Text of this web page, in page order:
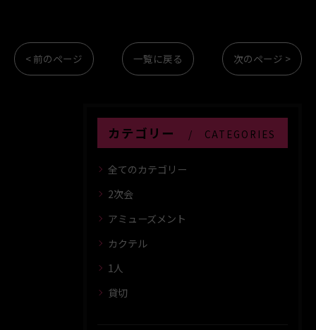
< 前のページ 一覧に戻る 次のページ >
カテゴリー CATEGORIES
全てのカテゴリー
2次会
アミューズメント
カクテル
1人
貸切